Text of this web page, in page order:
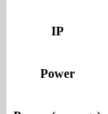
IP
Power